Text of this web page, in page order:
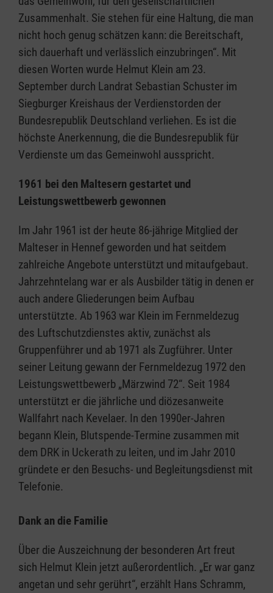
Zusammenhalt. Sie stehen für eine Haltung, die man
nicht hoch genug schätzen kann: die Bereitschaft,
sich dauerhaft und verlässlich einzubringen“. Mit
diesen Worten wurde Helmut Klein am 23.
September durch Landrat Sebastian Schuster im
Siegburger Kreishaus der Verdienstorden der
Bundesrepublik Deutschland verliehen. Es ist die
höchste Anerkennung, die die Bundesrepublik für
Verdienste um das Gemeinwohl ausspricht.
1961 bei den Maltesern gestartet und
Leistungswettbewerb gewonnen
Im Jahr 1961 ist der heute 86-jährige Mitglied der
Malteser in Hennef geworden und hat seitdem
zahlreiche Angebote unterstützt und mitaufgebaut.
Jahrzehntelang war er als Ausbilder tätig in denen er
auch andere Gliederungen beim Aufbau
unterstützte. Ab 1963 war Klein im Fernmeldezug
des Luftschutzdienstes aktiv, zunächst als
Gruppenführer und ab 1971 als Zugführer. Unter
seiner Leitung gewann der Fernmeldezug 1972 den
Leistungswettbewerb „Märzwind 72“. Seit 1984
unterstützt er die jährliche und diözesanweite
Wallfahrt nach Kevelaer. In den 1990er-Jahren
begann Klein, Blutspende-Termine zusammen mit
dem DRK in Uckerath zu leiten, und im Jahr 2010
gründete er den Besuchs- und Begleitungsdienst mit
Telefonie.
Dank an die Familie
Über die Auszeichnung der besonderen Art freut
sich Helmut Klein jetzt außerordentlich. „Er war ganz
angetan und sehr gerührt“, erzählt Hans Schramm,